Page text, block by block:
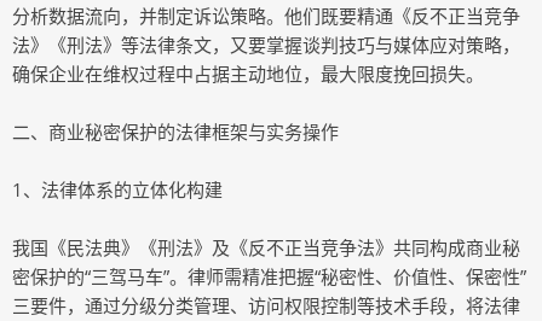
分析数据流向，并制定诉讼策略。他们既要精通《反不正当竞争
法》《刑法》等法律条文，又要掌握谈判技巧与媒体应对策略，
确保企业在维权过程中占据主动地位，最大限度挽回损失。
二、商业秘密保护的法律框架与实务操作
1、法律体系的立体化构建
我国《民法典》《刑法》及《反不正当竞争法》共同构成商业秘
密保护的“三驾马车”。律师需精准把握“秘密性、价值性、保密性”
三要件，通过分级分类管理、访问权限控制等技术手段，将法律